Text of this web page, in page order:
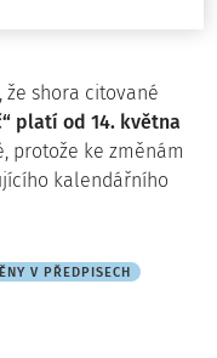
že shora citované
platí od 14. května
protože ke změnám
kalendářního
V PŘEDPISECH